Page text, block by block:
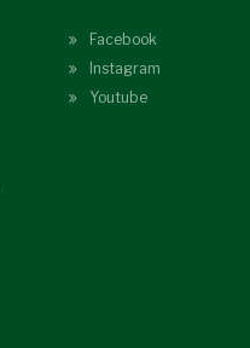
Facebook
Instagram
Youtube